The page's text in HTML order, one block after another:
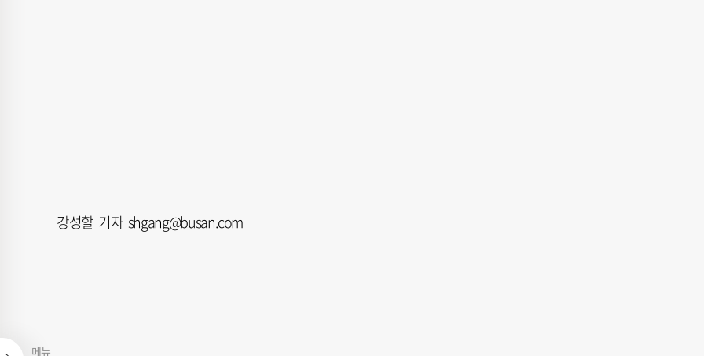
메뉴
강성할 기자 shgang@busan.com